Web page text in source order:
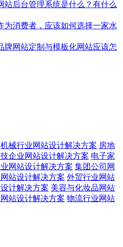
站后台管理系统是什么？有什么
为消费者，应该如何选择一家水
牌网站定制与模板化网站应该怎
机械行业网站设计解决方案 房地
企业网站设计解决方案 电子家
网站设计解决方案 集团公司网
站设计解决方案 外贸行业网站
计解决方案 美容与化妆品网站
站设计解决方案 物流行业网站